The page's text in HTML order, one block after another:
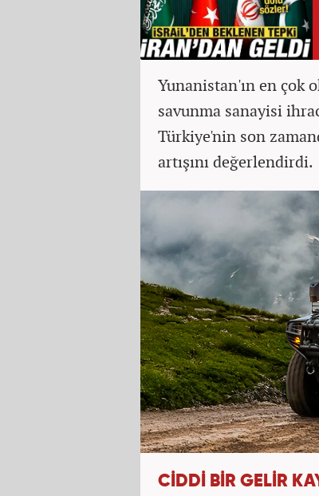
Yunanistan'ın en çok
savunma sanayisi
Türkiye'nin son
artışını değerlendirdi.
CİDDİ BİR GELİR